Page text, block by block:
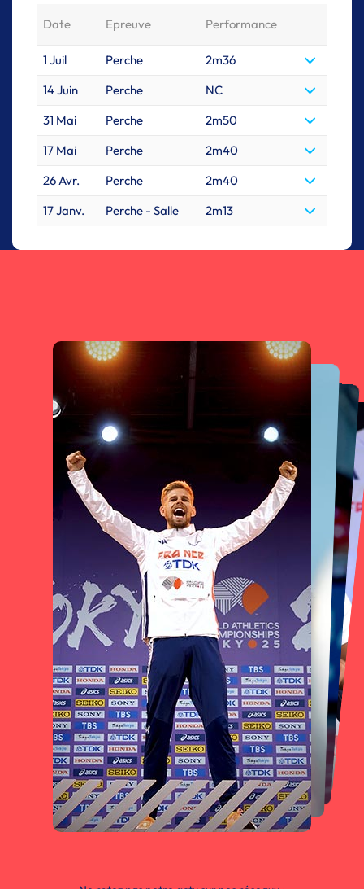
Date Epreuve Performance
1 Juil Perche
2m36
14 Juin
Perche
NC
31 Mai
Perche
2m50
17 Mai
Perche
2m40
26 Avr.
Perche
2m40
17 Janv.
Perche - Salle 2m13